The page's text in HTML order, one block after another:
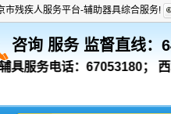
市残疾人服务平台-辅助器具综合服务!
咨询 服务 监督直线：
服务电话：67053180； 西